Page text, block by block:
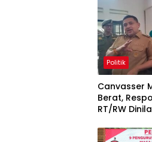
Politik
Canvasser
Berat,
RT/RW